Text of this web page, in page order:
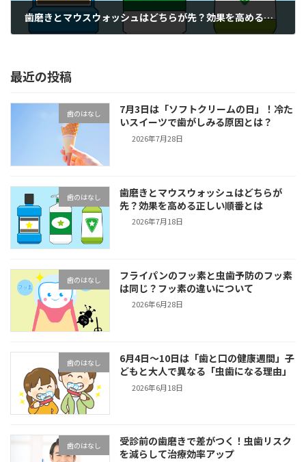
歯磨きとマウスウォッシュはどちらが先？効果を高める正しい順番とは
最近の投稿
歯のはなし
7月3日は「ソフトクリームの日」！冷た
いスイーツで歯がしみる原因とは？
2026年7月28日
歯のはなし
歯磨きとマウスウォッシュはどちらが
先？効果を高める正しい順番とは
2026年7月18日
歯のはなし
フライパンのフッ素と虫歯予防のフッ素
は同じ？フッ素の違いについて
2026年6月28日
歯のはなし
6月4日～10日は「歯と口の健康週間」子
どもと大人で異なる「虫歯になる理由」
2026年6月18日
歯のはなし
受診前の歯磨きで差がつく！虫歯リスク
を減らして治療効率アップ